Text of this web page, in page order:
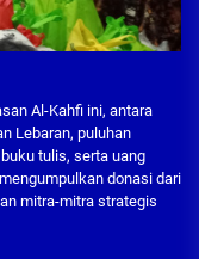
Al-Kahfi ini, antara
Lebaran, puluhan
tulis, serta uang
donasi dari
mitra-mitra strategis